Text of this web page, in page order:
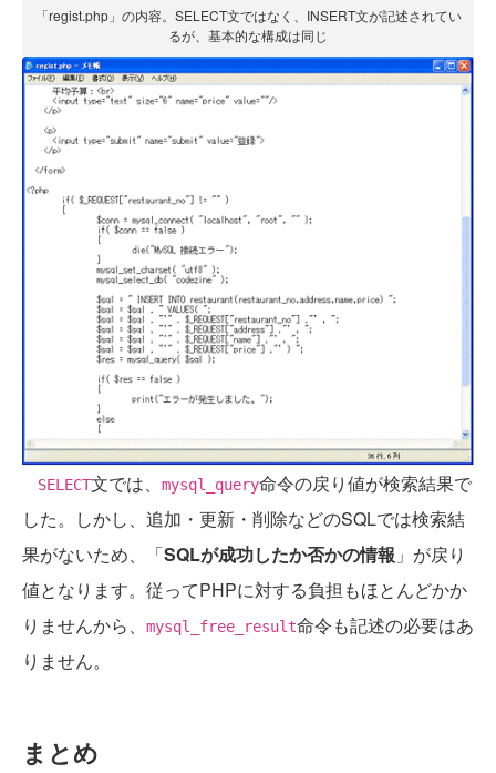
「regist.php」の内容。SELECT文ではなく、INSERT文が記述されてい
るが、基本的な構成は同じ
SELECT文では、 mysql_query命令の戻り値が検索結果で
した。しかし、追加・更新・削除などのSQLでは検索結
果がないため、「SQLが成功したか否かの情報 」が戻り
値となります。従ってPHPに対する負担もほとんどかか
りませんから、
mysql_free_result命令も記述の必要はあ
りません。
まとめ